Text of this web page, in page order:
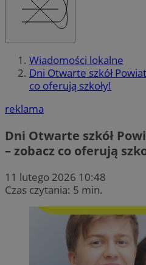
Wiadomości lokalne
Dni Otwarte szkół
co oferują szkoły!
reklama
Dni Otwarte szkół
– zobacz co oferują
11 lutego 2026 10:48
Czas czytania: 5 min.